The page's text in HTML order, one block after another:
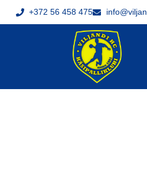
+372 56 458 475